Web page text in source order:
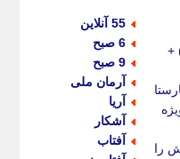
و 16 مرداد 1405) +
را
55 آنلاین
6 صبح
9 صبح
آرمان ملی
آریا
آشکار
آفتاب